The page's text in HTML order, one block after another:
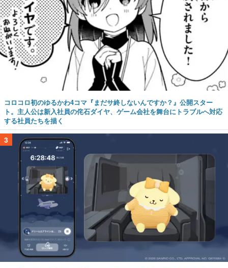
コロコロ初のゆるかわ4コマ『まだサ終しないんですか？』公開スター
ト。主人公は新入社員の侘石ダイヤ、ゲーム会社を舞台にトラブルへ対応
する社員たちを描く
3